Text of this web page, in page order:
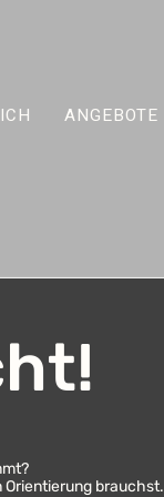
ANGEBOTE
Orientierung brauchst.